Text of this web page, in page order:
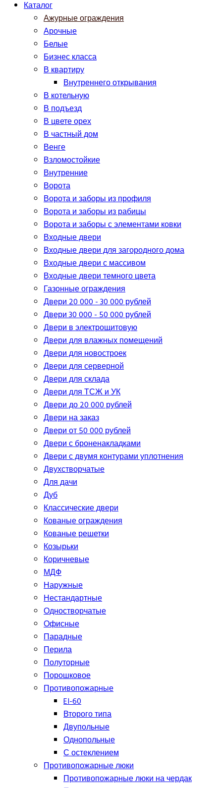
Каталог
Ажурные ограждения
Арочные
Белые
Бизнес класса
В квартиру
Внутреннего открывания
В котельную
В подъезд
В цвете орех
В частный дом
Венге
Взломостойкие
Внутренние
Ворота
Ворота и заборы из профиля
Ворота и заборы из рабицы
Ворота и заборы с элементами ковки
Входные двери
Входные двери для загородного дома
Входные двери с массивом
Входные двери темного цвета
Газонные ограждения
Двери 20 000 - 30 000 рублей
Двери 30 000 - 50 000 рублей
Двери в электрощитовую
Двери для влажных помещений
Двери для новостроек
Двери для серверной
Двери для склада
Двери для ТСЖ и УК
Двери до 20 000 рублей
Двери на заказ
Двери от 50 000 рублей
Двери с броненакладками
Двери с двумя контурами уплотнения
Двухстворчатые
Для дачи
Дуб
Классические двери
Кованые ограждения
Кованые решетки
Козырьки
Коричневые
МДФ
Наружные
Нестандартные
Одностворчатые
Офисные
Парадные
Перила
Полуторные
Порошковое
Противопожарные
EI-60
Второго типа
Двупольные
Однопольные
С остеклением
Противопожарные люки
Противопожарные люки на чердак